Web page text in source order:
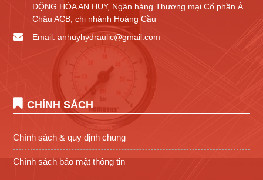
ĐỘNG HÓA AN HUY, Ngân hàng Thương mại Cổ phần Á
Châu ACB, chi nhánh Hoàng Cầu
Email: anhuyhydraulic@gmail.com
CHÍNH SÁCH
Chính sách & quy định chung
Chính sách bảo mật thông tin